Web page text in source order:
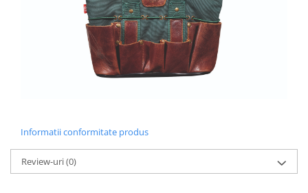
Informatii conformitate produs
Review-uri(0)